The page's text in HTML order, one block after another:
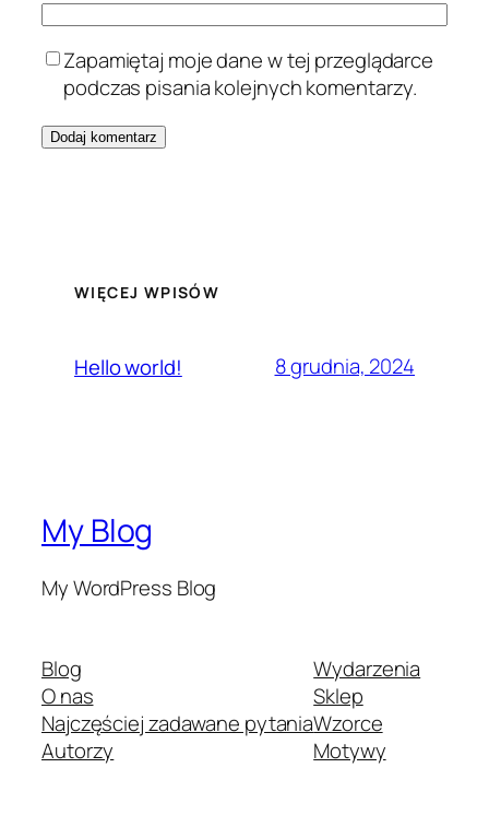
Zapamiętaj moje dane w tej przeglądarce
podczas pisania kolejnych komentarzy.
WIĘCEJ WPISÓW
Hello world! 8 grudnia, 2024
My Blog
My WordPress Blog
Blog
O nas
Najczęściej zadawane pytania
Autorzy
Wydarzenia
Sklep
Wzorce
Motywy